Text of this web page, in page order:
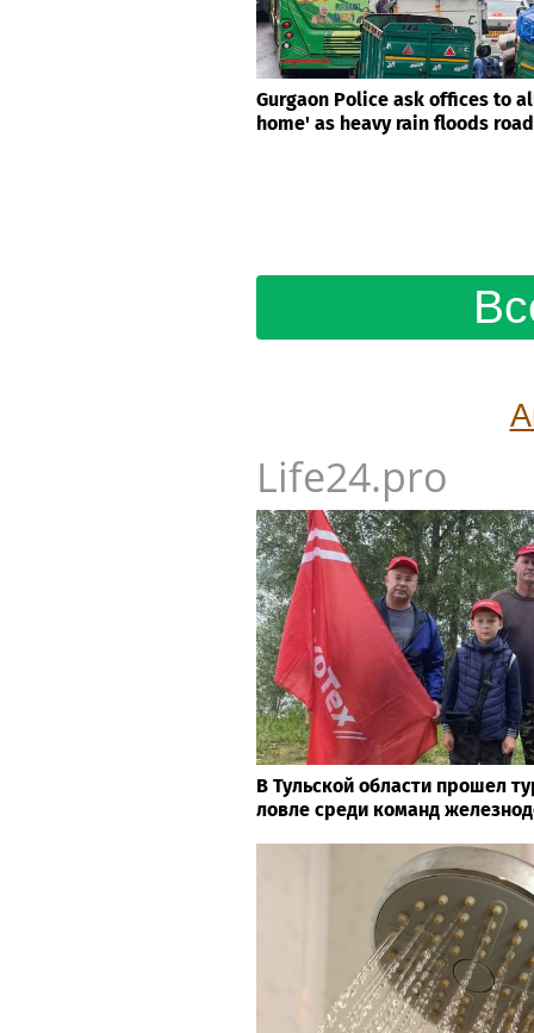
Gurgaon Police ask offices to
home' as heavy rain floods
Life24.pro
В Тульской области прошел
ловле среди команд